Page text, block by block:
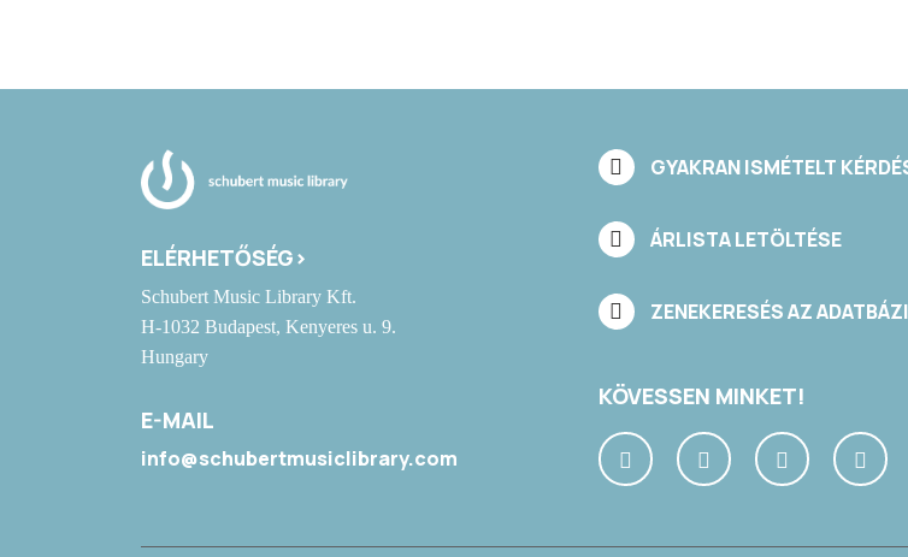
ELÉRHETŐSÉG>
Schubert Music Library Kft.
H-1032 Budapest, Kenyeres u. 9.
Hungary
E-MAIL
info@schubertmusiclibrary.com
GYAKRAN ISMÉTELT
ÁRLISTA LETÖLTÉSE
ZENEKERESÉS AZ
KÖVESSEN MINKET!